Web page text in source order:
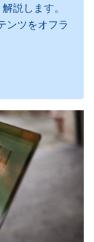
説します。
ンツをオフラ